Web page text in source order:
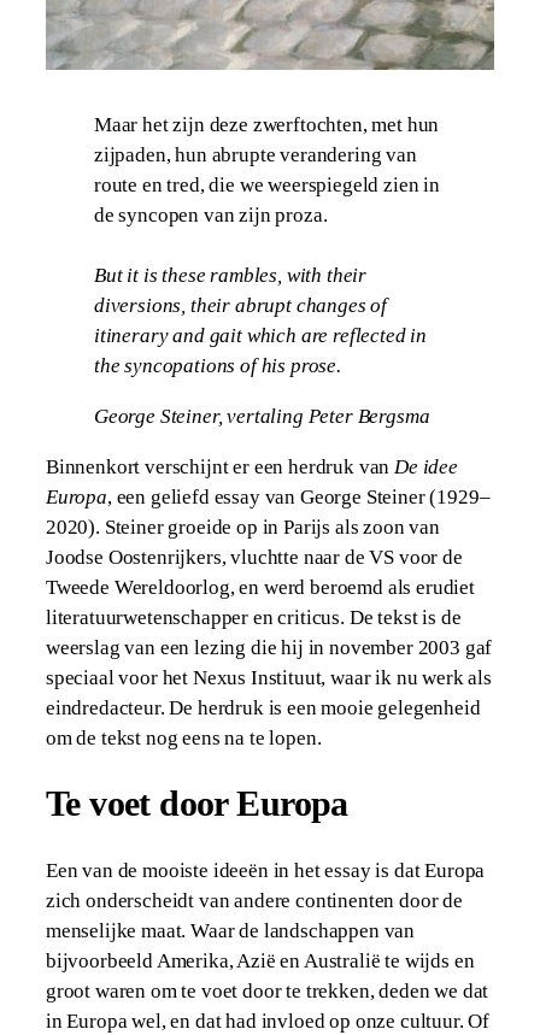
Maar het zijn deze zwerftochten, met hun
zijpaden, hun abrupte verandering van
route en tred, die we weerspiegeld zien in
de syncopen van zijn proza.
But it is these rambles, with their
diversions, their abrupt changes of
itinerary and gait which are reflected in
the syncopations of his prose.
George Steiner, vertaling Peter Bergsma
Binnenkort verschijnt er een herdruk van De idee
Europa, een geliefd essay van George Steiner (1929–
2020). Steiner groeide op in Parijs als zoon van
Joodse Oostenrijkers, vluchtte naar de VS voor de
Tweede Wereldoorlog, en werd beroemd als erudiet
literatuurwetenschapper en criticus. De tekst is de
weerslag van een lezing die hij in november 2003 gaf
speciaal voor het Nexus Instituut, waar ik nu werk als
eindredacteur. De herdruk is een mooie gelegenheid
om de tekst nog eens na te lopen.
Te voet door Europa
Een van de mooiste ideeën in het essay is dat Europa
zich onderscheidt van andere continenten door de
menselijke maat. Waar de landschappen van
bijvoorbeeld Amerika, Azië en Australië te wijds en
groot waren om te voet door te trekken, deden we dat
in Europa wel, en dat had invloed op onze cultuur. Of